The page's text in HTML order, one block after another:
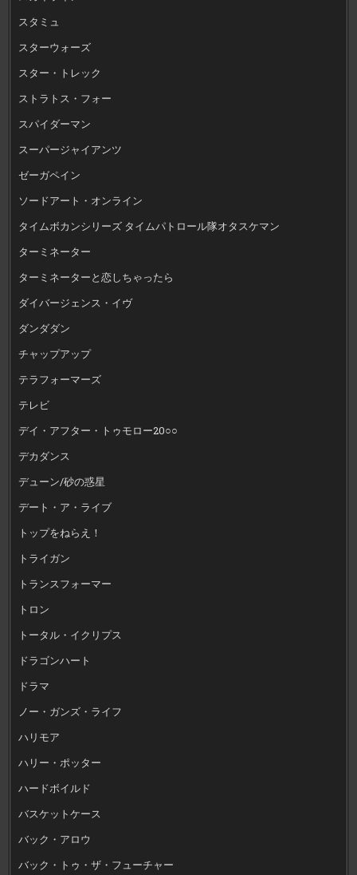
スタミュ
スターウォーズ
スター・トレック
ストラトス・フォー
スパイダーマン
スーパージャイアンツ
ゼーガペイン
ソードアート・オンライン
タイムボカンシリーズ タイムパトロール隊オタスケマン
ターミネーター
ターミネーターと恋しちゃったら
ダイバージェンス・イヴ
ダンダダン
チャップアップ
テラフォーマーズ
テレビ
デイ・アフター・トゥモロー20○○
デカダンス
デューン/砂の惑星
デート・ア・ライブ
トップをねらえ！
トライガン
トランスフォーマー
トロン
トータル・イクリプス
ドラゴンハート
ドラマ
ノー・ガンズ・ライフ
ハリモア
ハリー・ポッター
ハードボイルド
バスケットケース
バック・アロウ
バック・トゥ・ザ・フューチャー